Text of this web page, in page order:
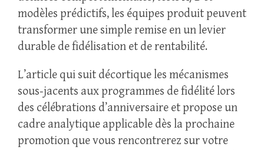
modèles prédictifs, les équipes produit peuvent
transformer une simple remise en un levier
durable de fidélisation et de rentabilité.
L’article qui suit décortique les mécanismes
sous‑jacents aux programmes de fidélité lors
des célébrations d’anniversaire et propose un
cadre analytique applicable dès la prochaine
promotion que vous rencontrerez sur votre